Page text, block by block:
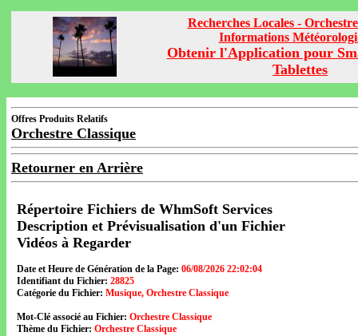
Recherches Locales -
Informations
Obtenir l'Application pour
Tablettes
Offres Produits Relatifs
Orchestre Classique
Retourner en Arrière
Répertoire Fichiers de WhmSoft Services
Description et Prévisualisation d'un Fichier
Vidéos à Regarder
Date et Heure de Génération de la Page: 06/08/2026 22:02:04
Identifiant du Fichier: 28825
Catégorie du Fichier: Musique, Orchestre Classique
Mot-Clé associé au Fichier: Orchestre Classique
Thème du Fichier: Orchestre Classique